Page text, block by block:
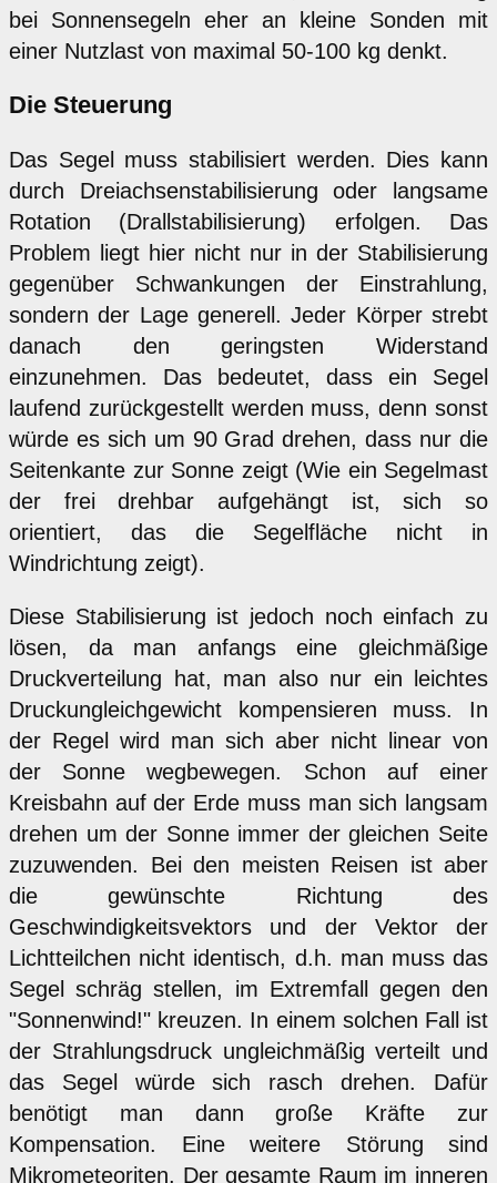
bei Sonnensegeln eher an kleine Sonden mit
einer Nutzlast von maximal 50-100 kg denkt.
Die Steuerung
Das Segel muss stabilisiert werden. Dies kann
durch Dreiachsenstabilisierung oder langsame
Rotation (Drallstabilisierung) erfolgen. Das
Problem liegt hier nicht nur in der Stabilisierung
gegenüber Schwankungen der Einstrahlung,
sondern der Lage generell. Jeder Körper strebt
danach den geringsten Widerstand
einzunehmen. Das bedeutet, dass ein Segel
laufend zurückgestellt werden muss, denn sonst
würde es sich um 90 Grad drehen, dass nur die
Seitenkante zur Sonne zeigt (Wie ein Segelmast
der frei drehbar aufgehängt ist, sich so
orientiert, das die Segelfläche nicht in
Windrichtung zeigt).
Diese Stabilisierung ist jedoch noch einfach zu
lösen, da man anfangs eine gleichmäßige
Druckverteilung hat, man also nur ein leichtes
Druckungleichgewicht kompensieren muss. In
der Regel wird man sich aber nicht linear von
der Sonne wegbewegen. Schon auf einer
Kreisbahn auf der Erde muss man sich langsam
drehen um der Sonne immer der gleichen Seite
zuzuwenden. Bei den meisten Reisen ist aber
die gewünschte Richtung des
Geschwindigkeitsvektors und der Vektor der
Lichtteilchen nicht identisch, d.h. man muss das
Segel schräg stellen, im Extremfall gegen den
"Sonnenwind!" kreuzen. In einem solchen Fall ist
der Strahlungsdruck ungleichmäßig verteilt und
das Segel würde sich rasch drehen. Dafür
benötigt man dann große Kräfte zur
Kompensation. Eine weitere Störung sind
Mikrometeoriten. Der gesamte Raum im inneren